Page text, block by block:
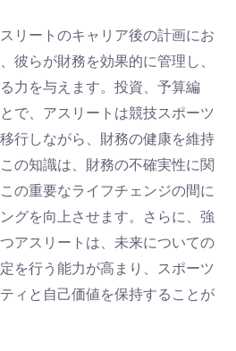
リートのキャリア後の計画にお
彼らが財務を効果的に管理し、
力を与えます。投資、予算編
で、アスリートは競技スポーツ
行しながら、財務の健康を維持
の知識は、財務の不確実性に関
の重要なライフチェンジの間に
グを向上させます。さらに、強
アスリートは、未来についての
を行う能力が高まり、スポーツ
ィと自己価値を保持することが